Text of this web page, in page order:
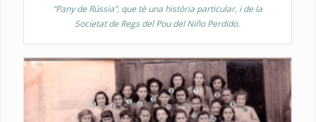
“Pany de Rússia”, que té una història particular, i de la
Societat de Regs del Pou del Niño Perdido.